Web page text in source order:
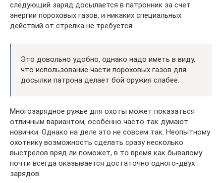
следующий заряд досылается в патронник за счет
энергии пороховых газов, и никаких специальных
действий от стрелка не требуется.
Это довольно удобно, однако надо иметь в виду,
что использование части пороховых газов для
досылки патрона делает бой оружия слабее.
Многозарядное ружье для охоты может показаться
отличным вариантом, особенно часто так думают
новички. Однако на деле это не совсем так. Неопытному
охотнику возможность сделать сразу несколько
выстрелов вряд ли поможет, в то время как бывалому
почти всегда оказывается достаточно одного-двух
зарядов.